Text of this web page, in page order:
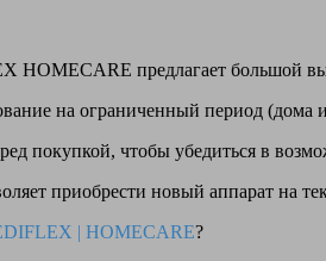
HOMECARE предлагает большой
на ограниченный период (дома
покупкой, чтобы убедиться в
приобрести новый аппарат на
| HOMECARE?